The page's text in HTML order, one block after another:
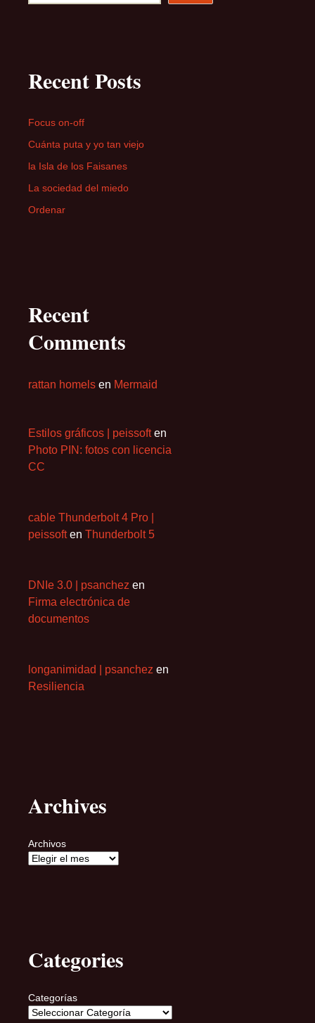
Recent Posts
Focus on-off
Cuánta puta y yo tan viejo
la Isla de los Faisanes
La sociedad del miedo
Ordenar
Recent
Comments
rattan homels en Mermaid
Estilos gráficos | peissoften
Photo PIN: fotos con licencia
CC
cable Thunderbolt 4 Pro |
peissoften Thunderbolt 5
DNIe 3.0 | psanchez en
Firma electrónica de
documentos
longanimidad | psanchez en
Resiliencia
Archives
Archivos
Categories
Categorías